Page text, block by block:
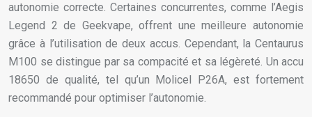
autonomie correcte. Certaines concurrentes, comme l’Aegis
Legend 2 de Geekvape, offrent une meilleure autonomie
grâce à l’utilisation de deux accus. Cependant, la Centaurus
M100 se distingue par sa compacité et sa légèreté. Un accu
18650 de qualité, tel qu’un Molicel P26A, est fortement
recommandé pour optimiser l’autonomie.